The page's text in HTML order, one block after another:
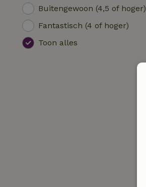
Buitengewoon (4,5 of hoger)
Fantastisch (4 of hoger)
Toon alles